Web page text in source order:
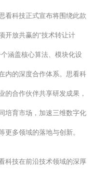
看科技正式宣布将围绕此款
开放共赢的“技术转让计
涵盖核心算法、模块化设
内的深度合作体系。思看科
的合作伙伴共享研发成果，
培育市场，加速三维数字化
更多领域的落地与创新。
科技在前沿技术领域的深厚